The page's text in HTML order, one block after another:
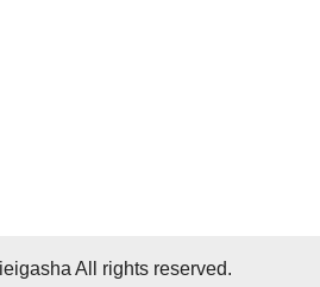
All rights reserved.